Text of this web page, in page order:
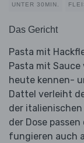
UNTER 30MIN.
Das Gericht
Pasta mit
Pasta mit
heute kennen-
Dattel verleiht
der
der Dose
fungieren auch